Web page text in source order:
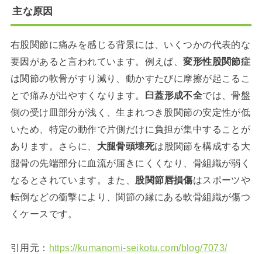
主な原因
右股関節に痛みを感じる背景には、いくつかの代表的な
要因があると言われています。例えば、変形性股関節症
は関節の軟骨がすり減り、動かすたびに摩擦が起こるこ
とで痛みが出やすくなります。 臼蓋形成不全では、骨盤
側の受け皿部分が浅く、生まれつき股関節の安定性が低
いため、特定の動作で片側だけに負担が集中することが
あります。さらに、 大腿骨頭壊死は股関節を構成する大
腿骨の先端部分に血流が届きにくくなり、骨組織が弱く
なるとされています。また、 股関節唇損傷はスポーツや
転倒などの衝撃により、関節の縁にある軟骨組織が傷つ
くケースです。
引用元： https://kumanomi-seikotu.com/blog/7073/